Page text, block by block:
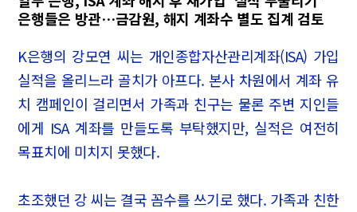
은행들은 방관…금감원, 해지 계좌수 별도 집계 검토
K은행의 강모연 씨는 개인종합자산관리계좌(ISA) 가입
실적을 올리느라 골치가 아프다. 본사 차원에서 계좌 유
치 캠페인이 걸리면서 가족과 친구는 물론 주변 지인들
에게 ISA 계좌를 만들도록 부탁했지만, 실적은 여전히
목표치에 미치지 못했다.
초조했던 강 씨는 결국 꼼수를 쓰기로 했다. 가족과 친한